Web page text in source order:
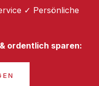
✓ Persönliche
ordentlich sparen: